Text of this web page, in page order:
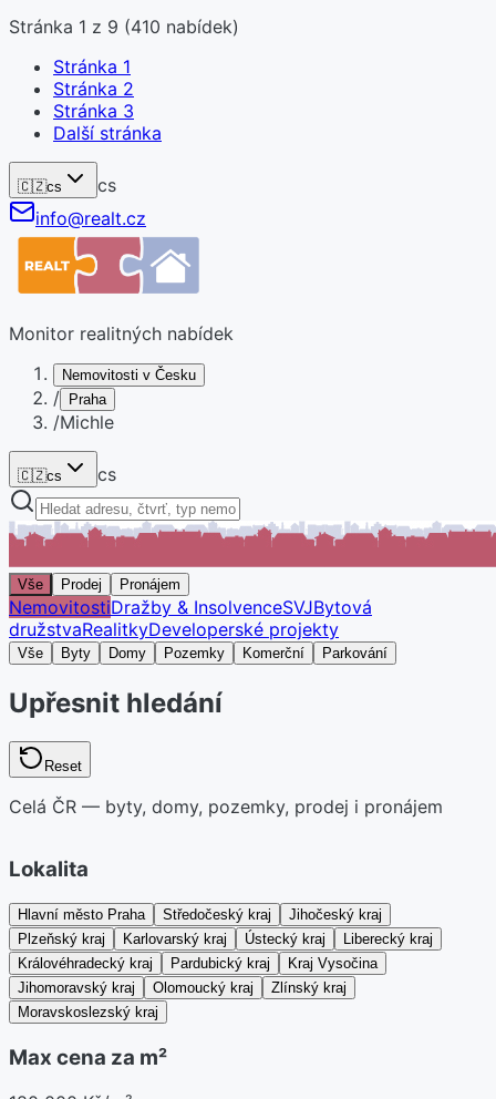
Stránka 1 z 9 (410 nabídek)
Stránka 1
Stránka 2
Stránka 3
Další stránka
🇨🇿cs
cs
info@realt.cz
Monitor realitných nabídek
Nemovitosti v Česku
/ Praha
/Michle
🇨🇿cs cs
Vše Prodej Pronájem
NemovitostiDražby & InsolvenceSVJBytová
družstvaRealitkyDeveloperské projekty
Vše Byty Domy Pozemky Komerční Parkování
Upřesnit hledání
Reset
Celá ČR — byty, domy, pozemky, prodej i pronájem
Lokalita
Hlavní město Praha Středočeský kraj
Jihočeský kraj
Plzeňský kraj
Karlovarský kraj Ústecký kraj
Liberecký kraj
Královéhradecký kraj
Pardubický kraj
Kraj Vysočina
Jihomoravský kraj
Olomoucký kraj
Zlínský kraj
Moravskoslezský kraj
Max cena za m²